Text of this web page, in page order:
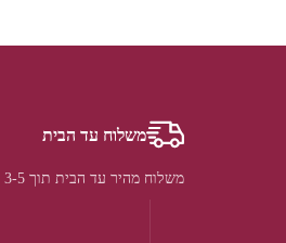
משלוח עד הבית
משלוח מהיר עד הבית תוך 3-5 ימי עסקים